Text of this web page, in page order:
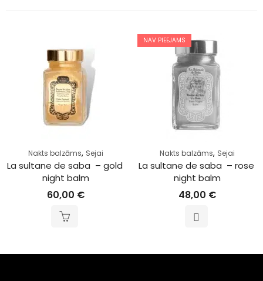
Nakts balzāms, Sejai
La sultane de saba  – gold
night balm
60,00 €
NAV PIEEJAMS
Nakts balzāms, Sejai
La sultane de saba  – rose
night balm
48,00 €